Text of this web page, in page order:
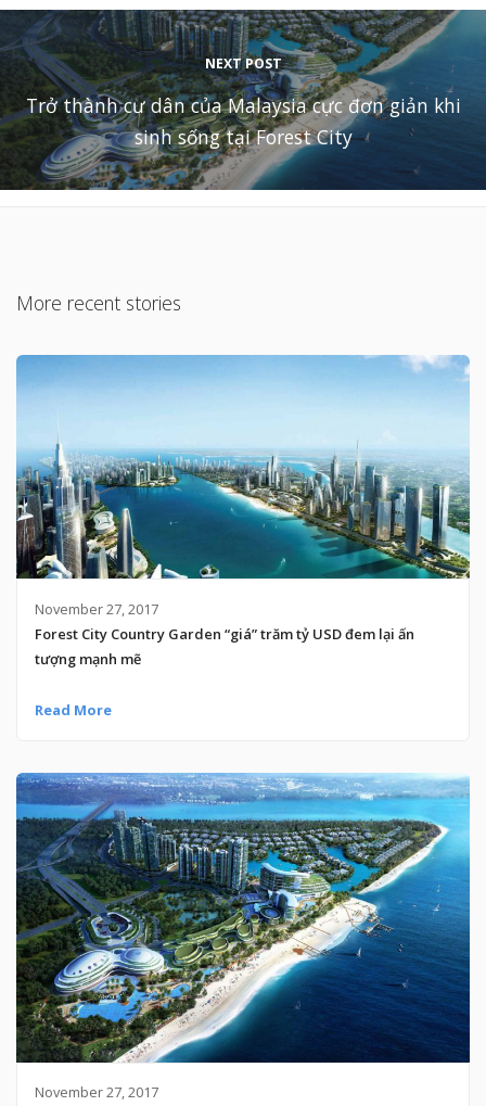
NEXT POST
Trở thành cư dân của Malaysia cực đơn giản khi
sinh sống tại Forest City
More recent stories
November 27, 2017
Forest City Country Garden “giá” trăm tỷ USD đem lại ấn
tượng mạnh mẽ
Read More
November 27, 2017